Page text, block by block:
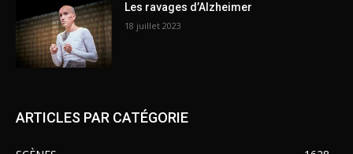
Les ravages d’Alzheimer
18 juillet 2023
ARTICLES PAR CATÉGORIE